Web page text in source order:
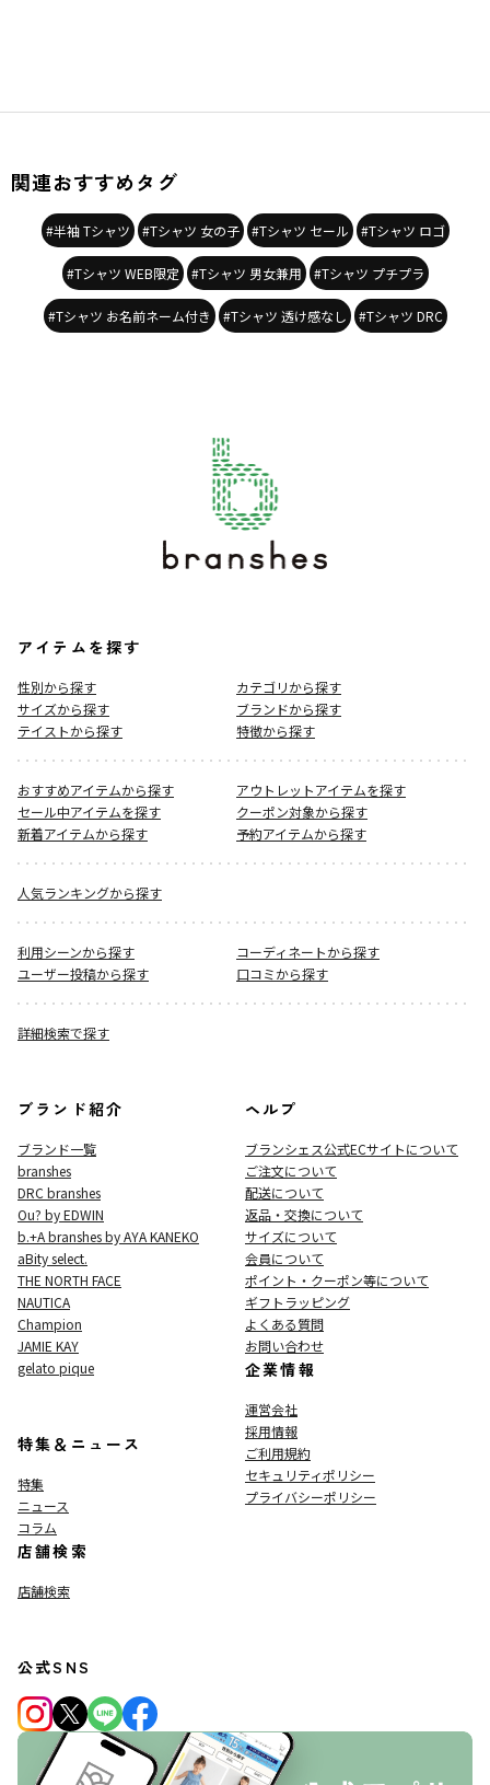
関連おすすめタグ
#半袖 Tシャツ #Tシャツ 女の子 #Tシャツ セール #Tシャツ ロゴ
#Tシャツ WEB限定 #Tシャツ 男女兼用 #Tシャツ プチプラ
#Tシャツ お名前ネーム付き #Tシャツ 透け感なし #Tシャツ DRC
アイテムを探す
性別から探す
カテゴリから探す
サイズから探す
ブランドから探す
テイストから探す
特徴から探す
おすすめアイテムから探す
アウトレットアイテムを探す
セール中アイテムを探す
クーポン対象から探す
新着アイテムから探す
予約アイテムから探す
人気ランキングから探す
利用シーンから探す
コーディネートから探す
ユーザー投稿から探す
口コミから探す
詳細検索で探す
ブランド紹介
ブランド一覧
branshes
DRC branshes
Ou? by EDWIN
b.+A branshes by AYA KANEKO
aBity select.
THE NORTH FACE
NAUTICA
Champion
JAMIE KAY
gelato pique
特集＆ニュース
特集
ニュース
コラム
店舗検索
店舗検索
ヘルプ
ブランシェス公式ECサイトについて
ご注文について
配送について
返品・交換について
サイズについて
会員について
ポイント・クーポン等について
ギフトラッピング
よくある質問
お問い合わせ
企業情報
運営会社
採用情報
ご利用規約
セキュリティポリシー
プライバシーポリシー
公式SNS